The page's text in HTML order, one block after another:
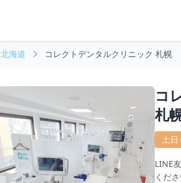
北海道 コレクトデンタルクリニック 札幌
コ
札
土日
LINE
くださ